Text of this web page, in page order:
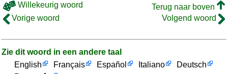
Willekeurig woord
Terug naar boven
Vorige woord
Volgend woord
Zie dit woord in een andere taal
English
Français Español Italiano
Deutsch